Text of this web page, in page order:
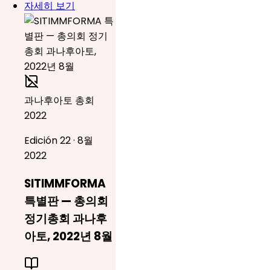
자세히 보기
과나후아토 총회
2022
Edición 22 · 8월
2022
SITIMMFORMA
특별판 — 총의회
정기총회 과나후
아토, 2022년 8월